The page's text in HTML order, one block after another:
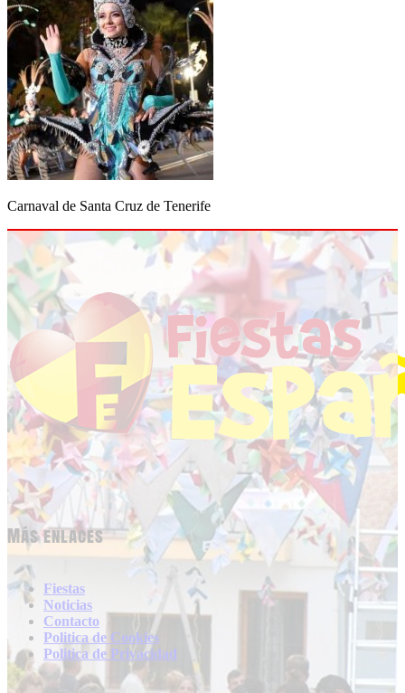
Carnaval de Santa Cruz de Tenerife
Más enlaces
Fiestas
Noticias
Contacto
Politica de Cookies
Politica de Privacidad